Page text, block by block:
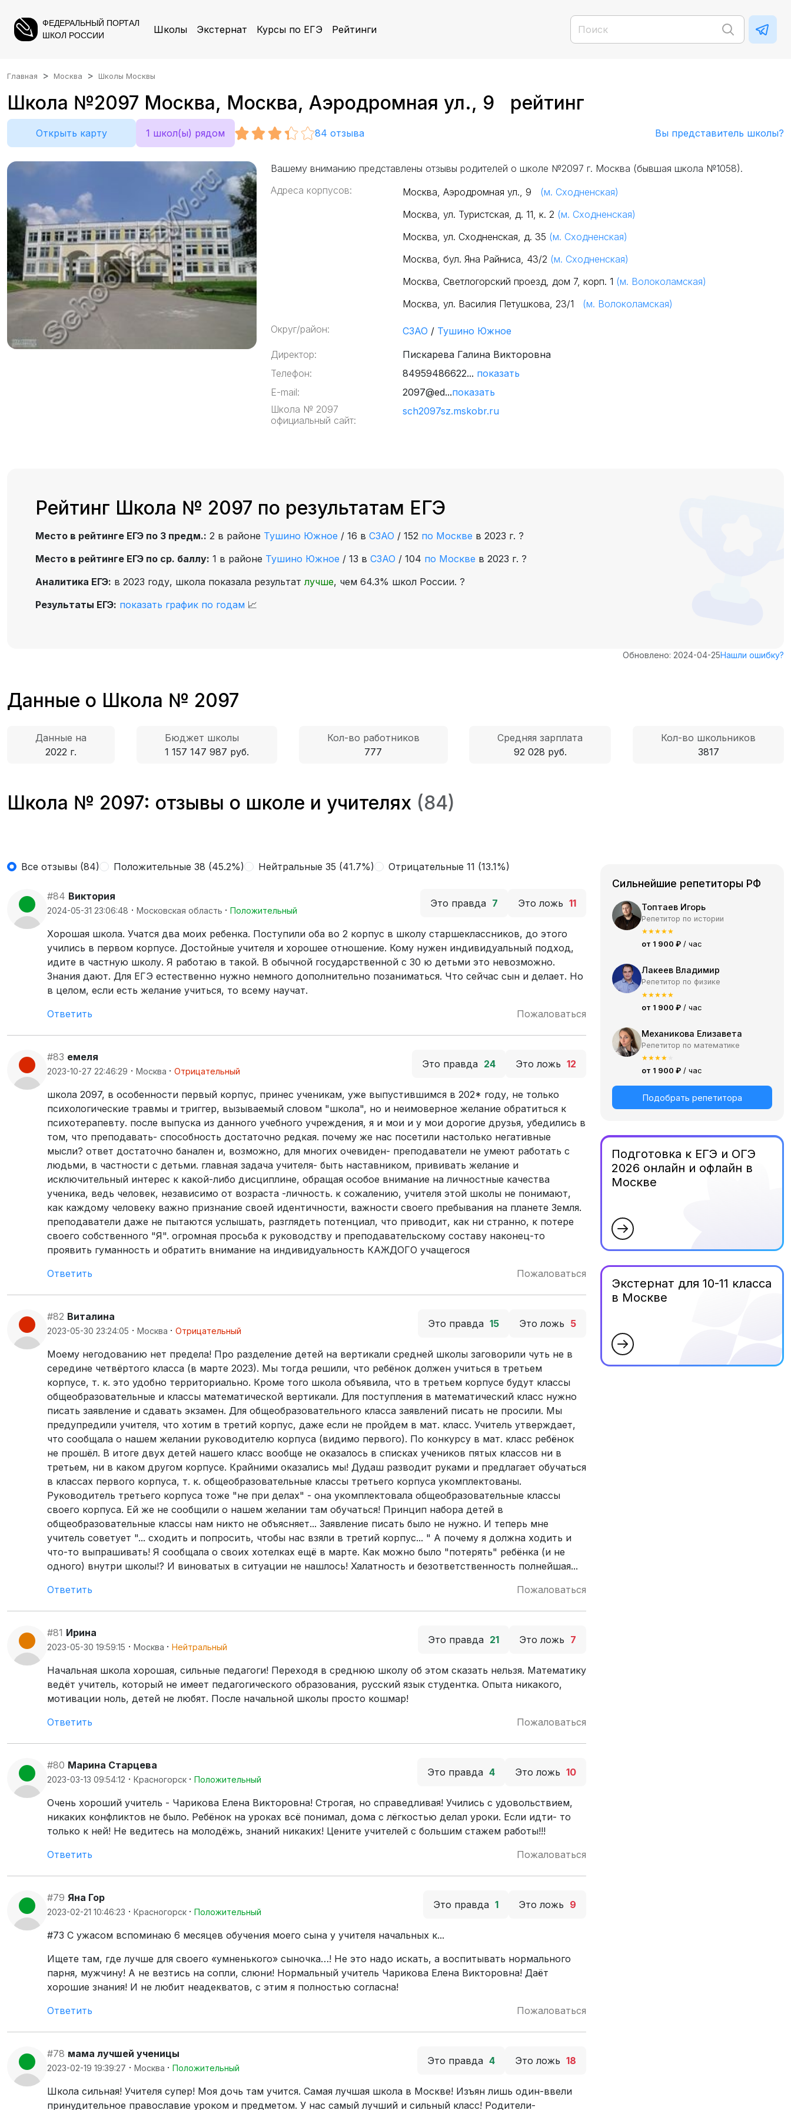
ФЕДЕРАЛЬНЫЙ ПОРТАЛ
ШКОЛ РОССИИ
Школы Экстернат Курсы по ЕГЭ Рейтинги
Главная Москва Школы Москвы
Школа №2097 Москва, Москва, Аэродромная ул., 9 рейтинг
Открыть карту 1 школ(ы) рядом 84 отзыва Вы представитель школы?
Вашему вниманию представлены отзывы родителей о школе №2097 г. Москва (бывшая школа №1058).
Адреса корпусов:
Москва, Аэродромная ул., 9 (м. Сходненская)
Москва, ул. Туристская, д. 11, к. 2 (м. Сходненская)
Москва, ул. Сходненская, д. 35 (м. Сходненская)
Москва, бул. Яна Райниса, 43/2 (м. Сходненская)
Москва, Светлогорский проезд, дом 7, корп. 1 (м. Волоколамская)
Москва, ул. Василия Петушкова, 23/1 (м. Волоколамская)
Округ/район: СЗАО / Тушино Южное
Директор:
Пискарева Галина Викторовна
Телефон:
84959486622... показать
E-mail:
2097@ed...показать
Школа № 2097
официальный сайт:
sch2097sz.mskobr.ru
Рейтинг Школа № 2097 по результатам ЕГЭ
Место в рейтинге ЕГЭ по 3 предм.: 2 в районе Тушино Южное / 16 в СЗАО / 152 по Москве в 2023 г. ?
Место в рейтинге ЕГЭ по ср. баллу: 1 в районе Тушино Южное / 13 в СЗАО / 104 по Москве в 2023 г. ?
Аналитика ЕГЭ: в 2023 году, школа показала результатлучше, чем 64.3% школ России. ?
Результаты ЕГЭ: показать график по годам 📈
Обновлено: 2024-04-25Нашли ошибку?
Данные о Школа № 2097
Данные на
2022 г.
Бюджет школы
1 157 147 987 руб.
Кол-во работников
777
Средняя зарплата
92 028 руб.
Кол-во школьников
3817
Школа № 2097: отзывы о школе и учителях (84)
Все отзывы (84) Положительные 38 (45.2%) Нейтральные 35 (41.7%) Отрицательные 11 (13.1%)
#84 Виктория
2024-05-31 23:06:48 · Московская область · Положительный
Это правда 7 Это ложь 11
Хорошая школа. Учатся два моих ребенка. Поступили оба во 2 корпус в школу старшеклассников, до этого
учились в первом корпусе. Достойные учителя и хорошее отношение. Кому нужен индивидуальный подход,
идите в частную школу. Я работаю в такой. В обычной государственной с 30 ю детьми это невозможно.
Знания дают. Для ЕГЭ естественно нужно немного дополнительно позаниматься. Что сейчас сын и делает. Но
в целом, если есть желание учиться, то всему научат.
Ответить
Пожаловаться
#83 емеля
2023-10-27 22:46:29 · Москва · Отрицательный
Это правда 24 Это ложь 12
школа 2097, в особенности первый корпус, принес ученикам, уже выпустившимся в 202* году, не только
психологические травмы и триггер, вызываемый словом "школа", но и неимоверное желание обратиться к
психотерапевту. после выпуска из данного учебного учреждения, я и мои и у мои дорогие друзья, убедились в
том, что преподавать- способность достаточно редкая. почему же нас посетили настолько негативные
мысли? ответ достаточно банален и, возможно, для многих очевиден- преподаватели не умеют работать с
людьми, в частности с детьми. главная задача учителя- быть наставником, прививать желание и
исключительный интерес к какой-либо дисциплине, обращая особое внимание на личностные качества
ученика, ведь человек, независимо от возраста -личность. к сожалению, учителя этой школы не понимают,
как каждому человеку важно признание своей идентичности, важности своего пребывания на планете Земля.
преподаватели даже не пытаются услышать, разглядеть потенциал, что приводит, как ни странно, к потере
своего собственного "Я". огромная просьба к руководству и преподавательскому составу наконец-то
проявить гуманность и обратить внимание на индивидуальность КАЖДОГО учащегося
Ответить
Пожаловаться
#82 Виталина
2023-05-30 23:24:05 · Москва · Отрицательный
Это правда 15 Это ложь 5
Моему негодованию нет предела! Про разделение детей на вертикали средней школы заговорили чуть не в
середине четвёртого класса (в марте 2023). Мы тогда решили, что ребёнок должен учиться в третьем
корпусе, т. к. это удобно территориально. Кроме того школа объявила, что в третьем корпусе будут классы
общеобразовательные и классы математической вертикали. Для поступления в математический класс нужно
писать заявление и сдавать экзамен. Для общеобразовательного класса заявлений писать не просили. Мы
предупредили учителя, что хотим в третий корпус, даже если не пройдем в мат. класс. Учитель утверждает,
что сообщала о нашем желании руководителю корпуса (видимо первого). По конкурсу в мат. класс ребёнок
не прошёл. В итоге двух детей нашего класс вообще не оказалось в списках учеников пятых классов ни в
третьем, ни в каком другом корпусе. Крайними оказались мы! Дудаш разводит руками и предлагает обучаться
в классах первого корпуса, т. к. общеобразовательные классы третьего корпуса укомплектованы.
Руководитель третьего корпуса тоже "не при делах" - она укомплектовала общеобразовательные классы
своего корпуса. Ей же не сообщили о нашем желании там обучаться! Принцип набора детей в
общеобразовательные классы нам никто не объясняет... Заявление писать было не нужно. И теперь мне
учитель советует "... сходить и попросить, чтобы нас взяли в третий корпус... " А почему я должна ходить и
что-то выпрашивать! Я сообщала о своих хотелках ещё в марте. Как можно было "потерять" ребёнка (и не
одного) внутри школы!? И виноватых в ситуации не нашлось! Халатность и безответственность полнейшая...
Ответить
Пожаловаться
#81 Ирина
2023-05-30 19:59:15 · Москва · Нейтральный
Это правда 21 Это ложь 7
Начальная школа хорошая, сильные педагоги! Переходя в среднюю школу об этом сказать нельзя. Математику
ведёт учитель, который не имеет педагогического образования, русский язык студентка. Опыта никакого,
мотивации ноль, детей не любят. После начальной школы просто кошмар!
Ответить
Пожаловаться
#80 Марина Старцева
2023-03-13 09:54:12 · Красногорск · Положительный
Это правда 4 Это ложь 10
Очень хороший учитель - Чарикова Елена Викторовна! Строгая, но справедливая! Учились с удовольствием,
никаких конфликтов не было. Ребёнок на уроках всё понимал, дома с лёгкостью делал уроки. Если идти- то
только к ней! Не ведитесь на молодёжь, знаний никаких! Цените учителей с большим стажем работы!!!
Ответить
Пожаловаться
#79 Яна Гор
2023-02-21 10:46:23 · Красногорск · Положительный
Это правда 1 Это ложь 9
#73 С ужасом вспоминаю 6 месяцев обучения моего сына у учителя начальных к...
Ищете там, где лучше для своего «умненького» сыночка…! Не это надо искать, а воспитывать нормального
парня, мужчину! А не везтись на сопли, слюни! Нормальный учитель Чарикова Елена Викторовна! Даёт
хорошие знания! И не любит неадекватов, с этим я полностью согласна!
Ответить
Пожаловаться
#78 мама лучшей ученицы
2023-02-19 19:39:27 · Москва · Положительный
Это правда 4 Это ложь 18
Школа сильная! Учителя супер! Моя дочь там учится. Самая лучшая школа в Москве! Изъян лишь один-ввели
принудительное православие уроком и предметом. У нас самый лучший и сильный класс! Родители-
Сильнейшие репетиторы РФ
Топтаев Игорь
Репетитор по истории
★★★★★
от 1 900 ₽ / час
Лакеев Владимир
Репетитор по физике
★★★★★
от 1 900 ₽ / час
Механикова Елизавета
Репетитор по математике
★★★★
от 1 900 ₽ / час
Подобрать репетитора
Подготовка к ЕГЭ и ОГЭ
2026 онлайн и офлайн в
Москве
Экстернат для 10-11 класса
в Москве